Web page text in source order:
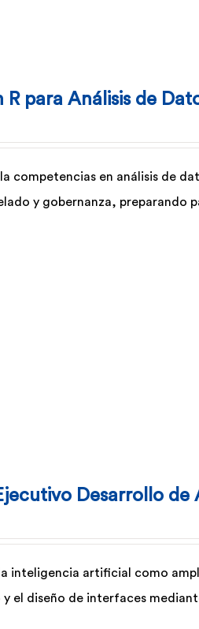
R para Análisis de
competencias en análisis de
y gobernanza, preparando
Desarrollo
inteligencia artificial como
el diseño de interfaces